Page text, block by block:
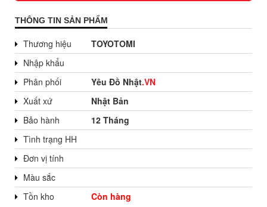
THÔNG TIN SẢN PHẨM
Thương hiệu
TOYOTOMI
Nhập khẩu
Phân phối
Yêu Đồ Nhật.VN
Xuất xứ
Nhật Bản
Bảo hành
12 Tháng
Tình trạng HH
Đơn vị tính
Màu sắc
Tồn kho
Còn hàng